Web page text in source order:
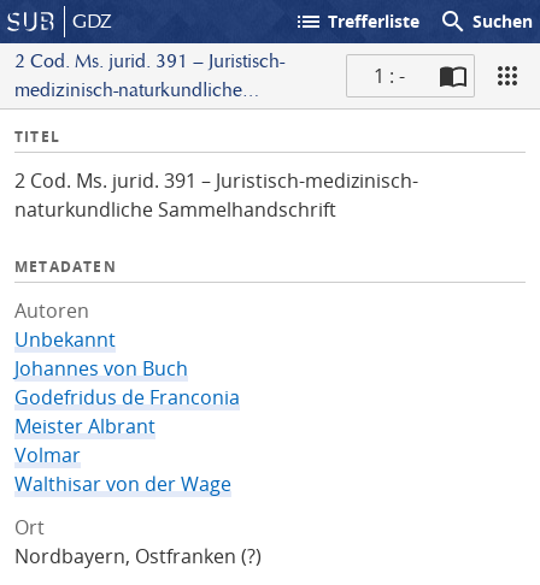
GDZ list Trefferliste search Suchen
2 Cod. Ms. jurid. 391 – Juristisch-
medizinisch-naturkundliche
1 : -
I
f
o
TITEL
2 Cod. Ms. jurid. 391 – Juristisch-medizinisch-
naturkundliche Sammelhandschrift
METADATEN
Autoren
Unbekannt
Johannes von Buch
Godefridus de Franconia
Meister Albrant
Volmar
Walthisar von der Wage
Ort
Nordbayern, Ostfranken (?)